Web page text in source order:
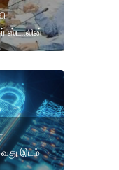
ஸ்டாலின்
வது இடம்